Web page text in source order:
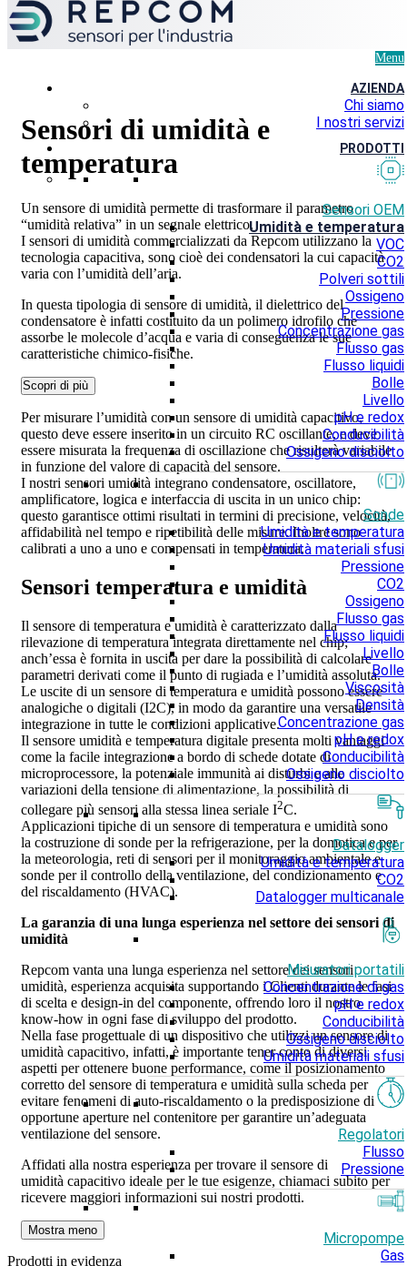
Menu
AZIENDA
Chi siamo
I nostri servizi
PRODOTTI
Sensori OEM
Umidità e temperatura
VOC
CO2
Polveri sottili
Ossigeno
Pressione
Concentrazione gas
Flusso gas
Flusso liquidi
Bolle
Livello
pH e redox
Conducibilità
Ossigeno disciolto
Sonde
Umidità e temperatura
Umidità materiali sfusi
Pressione
CO2
Ossigeno
Flusso gas
Flusso liquidi
Livello
Bolle
Viscosità
Densità
Concentrazione gas
pH e redox
Conducibilità
Ossigeno disciolto
Datalogger
Umidità e temperatura
CO2
Datalogger multicanale
Misuratori portatili
Concentrazione di gas
pH e redox
Conducibilità
Ossigeno disciolto
Umidità materiali sfusi
Regolatori
Flusso
Pressione
Micropompe
Gas
Sensori di umidità e
temperatura
Un sensore di umidità permette di trasformare il parametro
“umidità relativa” in un segnale elettrico.
I sensori di umidità commercializzati da Repcom utilizzano la
tecnologia capacitiva, sono cioè dei condensatori la cui capacità
varia con l’umidità dell’aria.
In questa tipologia di sensore di umidità, il dielettrico del
condensatore è infatti costituito da un polimero idrofilo che
assorbe le molecole d’acqua e varia di conseguenza le sue
caratteristiche chimico-fisiche.
Scopri di più
Per misurare l’umidità con un sensore di umidità capacitivo,
questo deve essere inserito in un circuito RC oscillante, e deve
essere misurata la frequenza di oscillazione che risulterà variabile
in funzione del valore di capacità del sensore.
I nostri sensori umidità integrano condensatore, oscillatore,
amplificatore, logica e interfaccia di uscita in un unico chip:
questo garantisce ottimi risultati in termini di precisione, velocità,
affidabilità nel tempo e ripetibilità delle misure. Inoltre sono
calibrati a uno a uno e compensati in temperatura.
Sensori temperatura e umidità
Il sensore di temperatura e umidità è caratterizzato dalla
rilevazione di temperatura integrata direttamente nel chip;
anch’essa è fornita in uscita per dare la possibilità di calcolare
parametri derivati come il punto di rugiada e l’umidità assoluta.
Le uscite di un sensore di temperatura e umidità possono essere
analogiche o digitali (I2C), in modo da garantire una versatile
integrazione in tutte le condizioni applicative.
Il sensore umidità e temperatura digitale presenta molti vantaggi
come la facile integrazione a bordo di schede dotate di
microprocessore, la potenziale immunità ai disturbi e alle
variazioni della tensione di alimentazione, la possibilità di
collegare più sensori alla stessa linea seriale I2C.
Applicazioni tipiche di un sensore di temperatura e umidità sono
la costruzione di sonde per la refrigerazione, per la domotica e per
la meteorologia, reti di sensori per il monitoraggio ambientale e
sonde per il controllo della ventilazione, del condizionamento e
del riscaldamento (HVAC).
La garanzia di una lunga esperienza nel settore dei sensori di
umidità
Repcom vanta una lunga esperienza nel settore dei sensori
umidità, esperienza acquisita supportando i Clienti durante le fasi
di scelta e design-in del componente, offrendo loro il nostro
know-how in ogni fase di sviluppo del prodotto.
Nella fase progettuale di un dispositivo che utilizzi un sensore di
umidità capacitivo, infatti, è importante tener conto di diversi
aspetti per ottenere buone performance, come il posizionamento
corretto del sensore di temperatura e umidità sulla scheda per
evitare fenomeni di auto-riscaldamento o la predisposizione di
opportune aperture nel contenitore per garantire un’adeguata
ventilazione del sensore.
Affidati alla nostra esperienza per trovare il sensore di
umidità capacitivo ideale per le tue esigenze, chiamaci subito per
ricevere maggiori informazioni sui nostri prodotti.
Mostra meno
Prodotti in evidenza